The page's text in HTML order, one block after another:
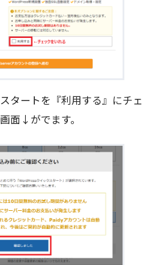
タートを『利用する』にチェ
面↓がでます。